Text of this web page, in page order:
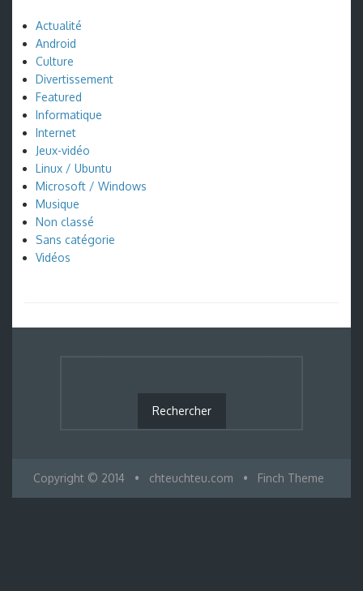
Actualité
Android
Culture
Divertissement
Featured
Informatique
Internet
Jeux-vidéo
Linux / Ubuntu
Microsoft / Windows
Musique
Non classé
Sans catégorie
Vidéos
Copyright © 2014 • chteuchteu.com • Finch Theme